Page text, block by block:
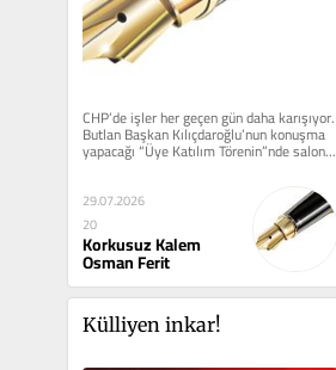
CHP’de işler her geçen gün daha karışıyor.
Butlan Başkan Kılıçdaroğlu’nun konuşma
yapacağı “Üye Katılım Törenin”nde salon...
29.07.2026
20
Korkusuz Kalem
Osman Ferit
Külliyen inkar!